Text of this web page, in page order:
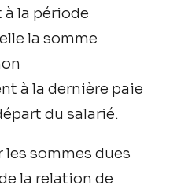
la période
la somme
à la dernière paie
du salarié.
les sommes dues
la relation de